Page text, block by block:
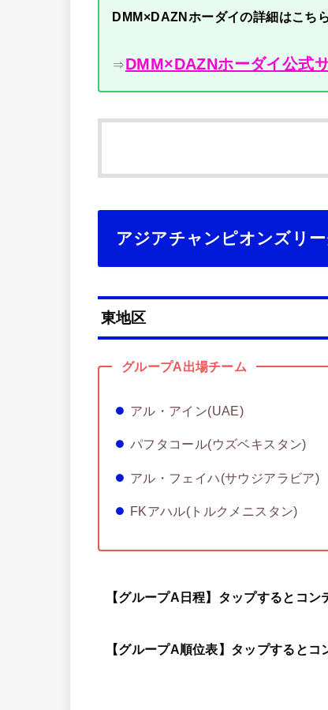
DMM×DAZNホーダイの詳細はこちら
⇒DMM×DAZNホーダイ公式
アジアチャンピオンズリ
東地区
グループA出場チーム
アル・アイン(UAE)
パフタコール(ウズベキスタン)
アル・フェイハ(サウジアラビア)
FKアハル(トルクメニスタン)
【グループA日程】タップするとコン
【グループA順位表】タップするとコ